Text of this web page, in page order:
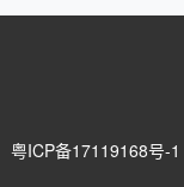
粤ICP备17119168号-1